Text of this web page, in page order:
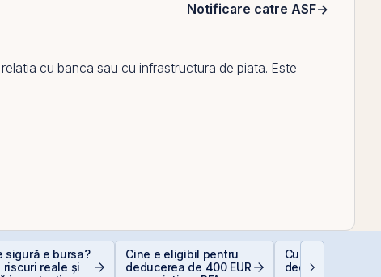
Notificare catre ASF→
cu banca sau cu infrastructura de piata. Este
sigură e bursa?
riscuri reale și
Cine e eligibil pentru
deducerea de 400 EUR
Cum
deducerea